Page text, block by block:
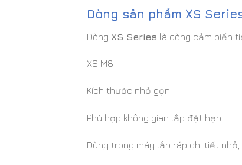
Dòng sản phẩm XS
Dòng XS Series là dòng cảm biến
XS M8
Kích thước nhỏ gọn
Phù hợp không gian lắp đặt hẹp
Dùng trong máy lắp ráp chi tiết